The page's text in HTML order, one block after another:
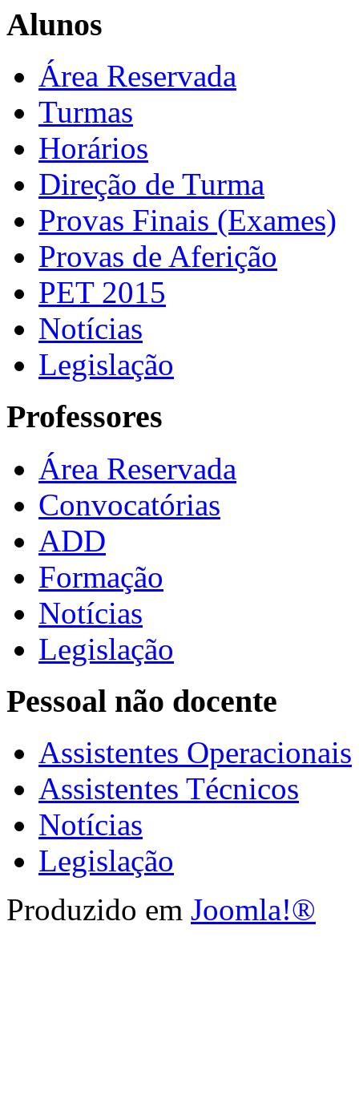
Alunos
Área Reservada
Turmas
Horários
Direção de Turma
Provas Finais (Exames)
Provas de Aferição
PET 2015
Notícias
Legislação
Professores
Área Reservada
Convocatórias
ADD
Formação
Notícias
Legislação
Pessoal não docente
Assistentes Operacionais
Assistentes Técnicos
Notícias
Legislação
Produzido em Joomla!®